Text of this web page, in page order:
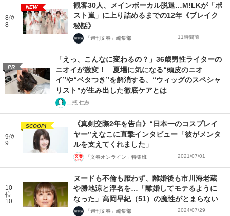
8位
8
NEW
観客30人、メインボーカル脱退…M!LKが「ポ
スト嵐」に上り詰めるまでの12年《ブレイク
秘話》
「週刊文春」編集部 11時間前
PR
「えっ、こんなに変わるの？」36歳男性ライターの
ニオイが激変！ 夏場に気になる“頭皮のニオ
イ”や“ベタつき”を解消する、“ウィッグのスペシャ
リスト”が生み出した徹底ケアとは
二瓶 仁志
9位
9
SCOOP!
《真剣交際2年を告白》“日本一のコスプレイ
ヤー”えなこに直撃インタビュー「彼がメンタ
ルを支えてくれました」
「文春オンライン」特集班 2021/07/01
10
位
10
ヌードも不倫も厭わず、離婚後も市川海老蔵
や勝地涼と浮名を…「離婚してモテるように
なった」高岡早紀（51）の魔性がとまらない
「週刊文春」編集部 2024/07/29